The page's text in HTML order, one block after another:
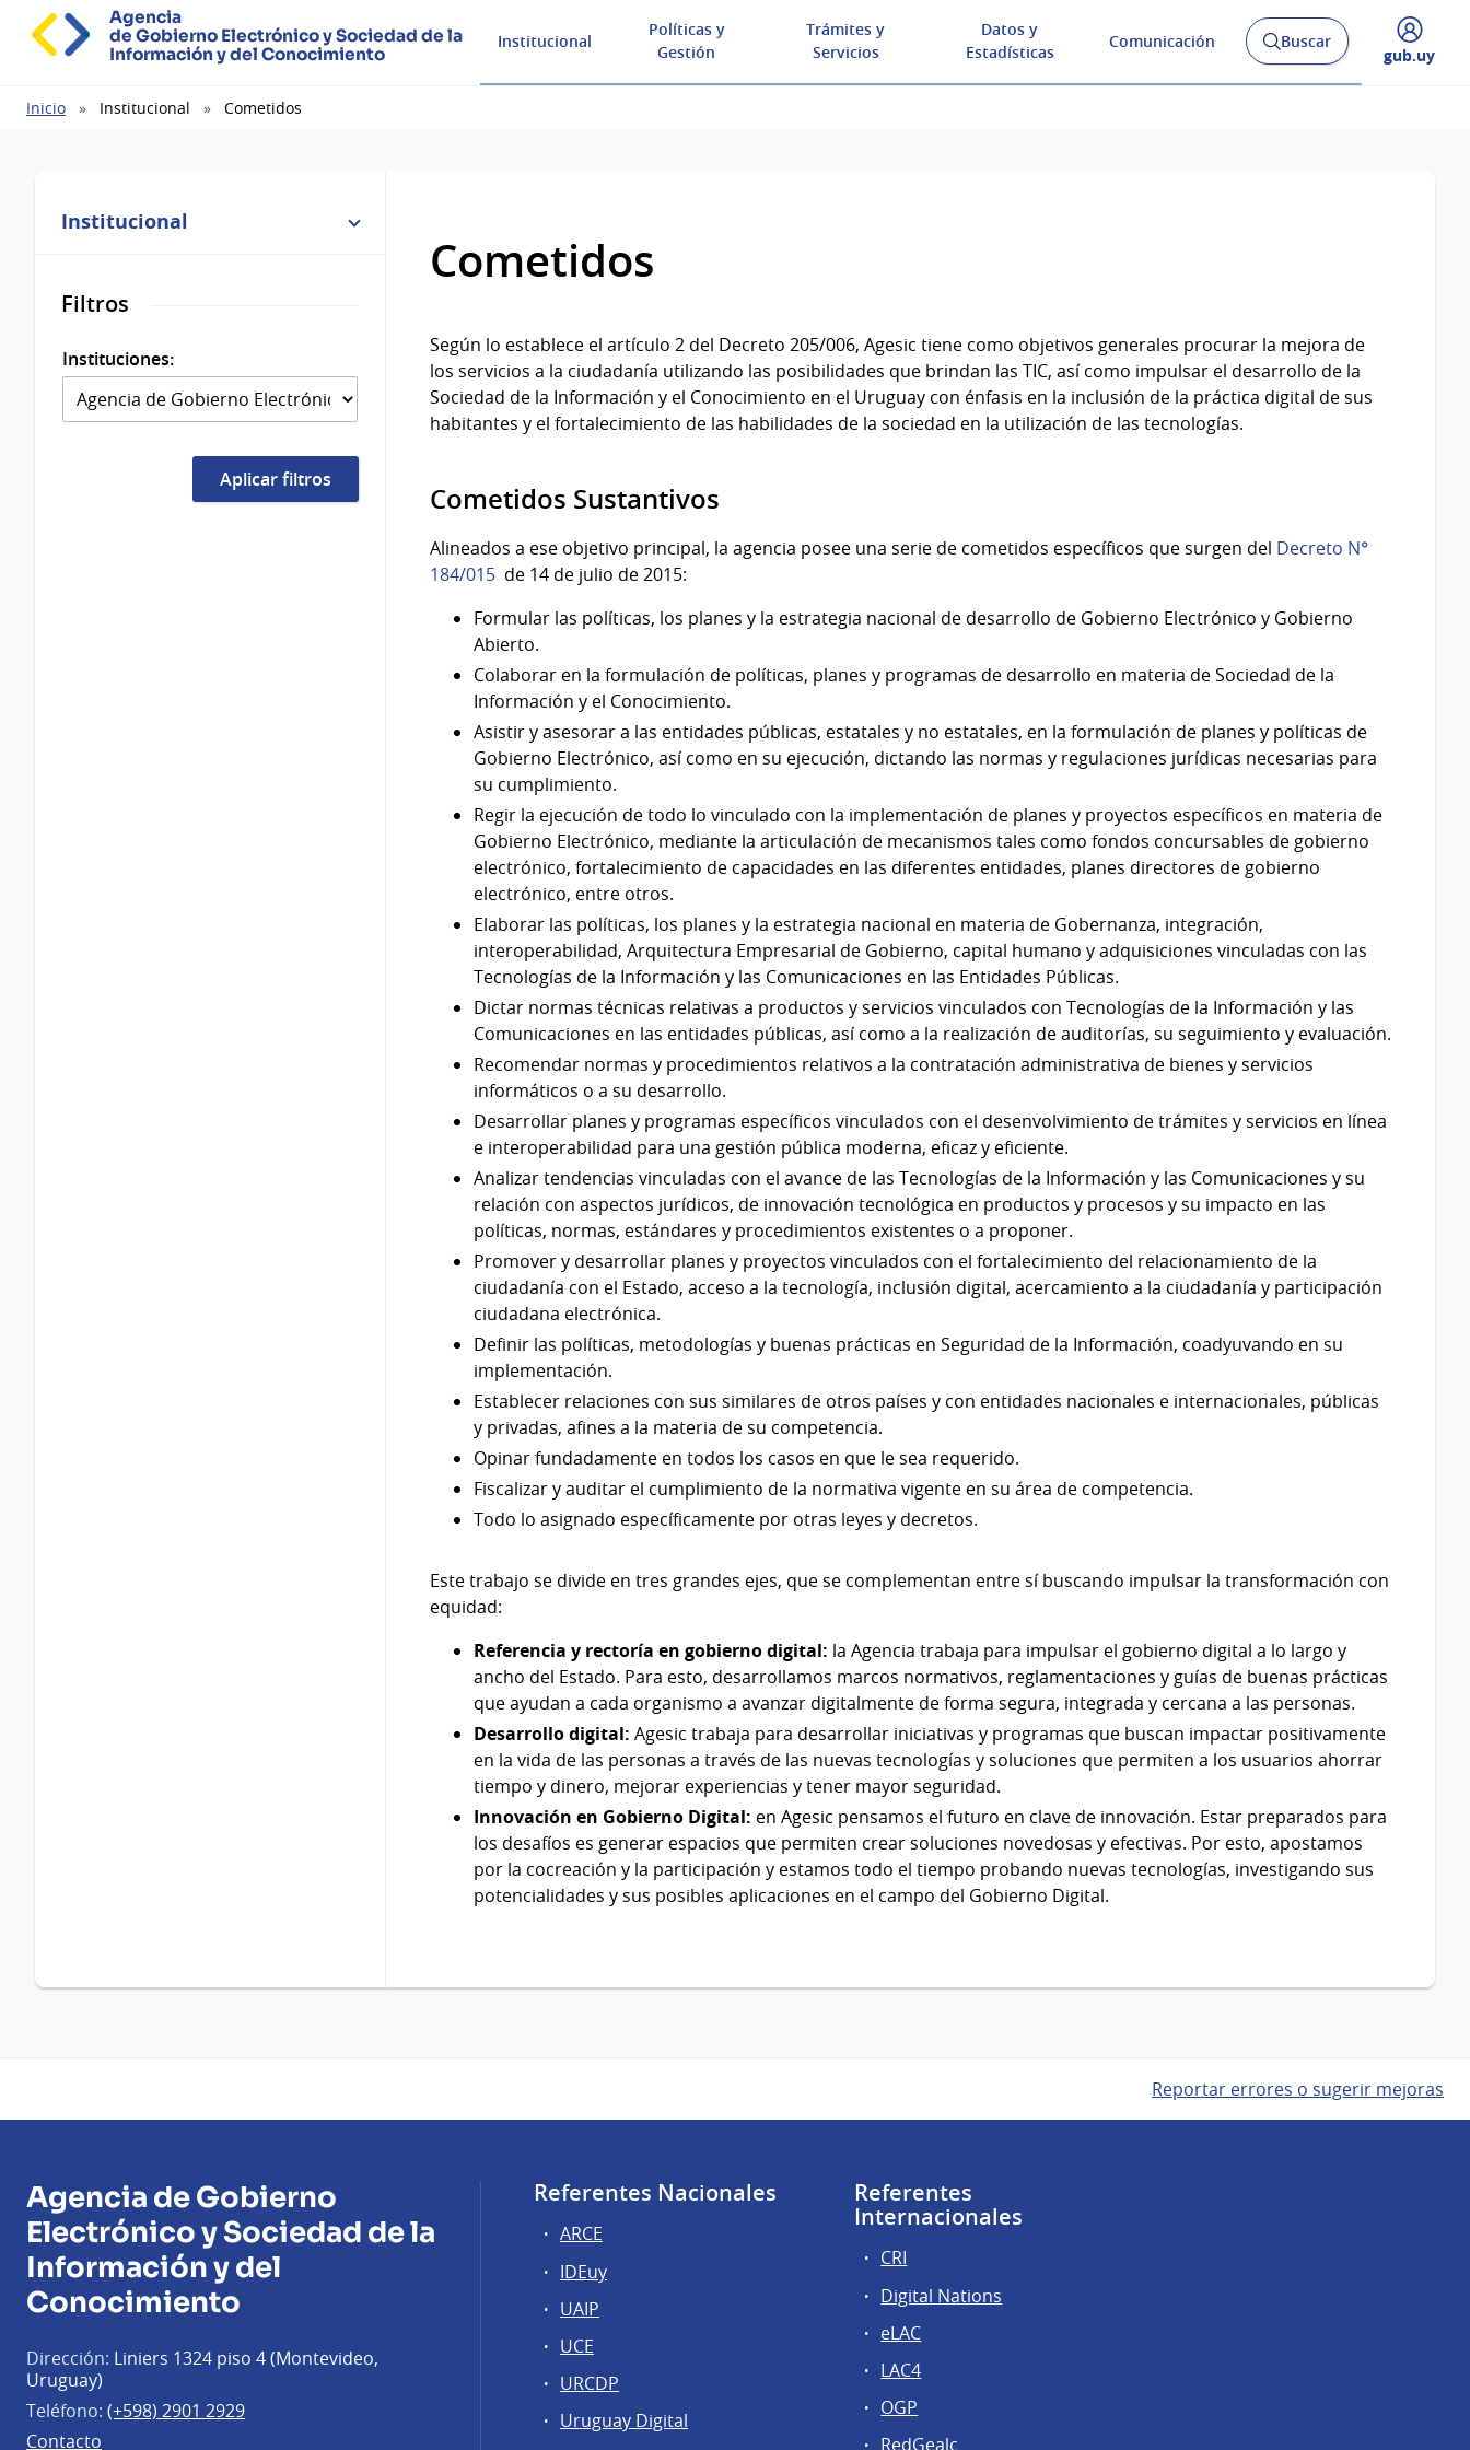
Agencia
de Gobierno Electrónico y Sociedad de la
Información y del Conocimiento
Institucional
Políticas y
Gestión
Trámites y
Servicios
Datos y
Estadísticas
Comunicación
AbrirBuscar
Desplegar
gub.uy
Ruta
Inicio Institucional Cometidos
Institucional
Filtros
Instituciones:
Cometidos
Según lo establece el artículo 2 del Decreto 205/006, Agesic tiene como objetivos generales procurar la mejora de
los servicios a la ciudadanía utilizando las posibilidades que brindan las TIC, así como impulsar el desarrollo de la
Sociedad de la Información y el Conocimiento en el Uruguay con énfasis en la inclusión de la práctica digital de sus
habitantes y el fortalecimiento de las habilidades de la sociedad en la utilización de las tecnologías.
Cometidos Sustantivos
Alineados a ese objetivo principal, la agencia posee una serie de cometidos específicos que surgen del Decreto N°
184/015 de 14 de julio de 2015:
Formular las políticas, los planes y la estrategia nacional de desarrollo de Gobierno Electrónico y Gobierno
Abierto.
Colaborar en la formulación de políticas, planes y programas de desarrollo en materia de Sociedad de la
Información y el Conocimiento.
Asistir y asesorar a las entidades públicas, estatales y no estatales, en la formulación de planes y políticas de
Gobierno Electrónico, así como en su ejecución, dictando las normas y regulaciones jurídicas necesarias para
su cumplimiento.
Regir la ejecución de todo lo vinculado con la implementación de planes y proyectos específicos en materia de
Gobierno Electrónico, mediante la articulación de mecanismos tales como fondos concursables de gobierno
electrónico, fortalecimiento de capacidades en las diferentes entidades, planes directores de gobierno
electrónico, entre otros.
Elaborar las políticas, los planes y la estrategia nacional en materia de Gobernanza, integración,
interoperabilidad, Arquitectura Empresarial de Gobierno, capital humano y adquisiciones vinculadas con las
Tecnologías de la Información y las Comunicaciones en las Entidades Públicas.
Dictar normas técnicas relativas a productos y servicios vinculados con Tecnologías de la Información y las
Comunicaciones en las entidades públicas, así como a la realización de auditorías, su seguimiento y evaluación.
Recomendar normas y procedimientos relativos a la contratación administrativa de bienes y servicios
informáticos o a su desarrollo.
Desarrollar planes y programas específicos vinculados con el desenvolvimiento de trámites y servicios en línea
e interoperabilidad para una gestión pública moderna, eficaz y eficiente.
Analizar tendencias vinculadas con el avance de las Tecnologías de la Información y las Comunicaciones y su
relación con aspectos jurídicos, de innovación tecnológica en productos y procesos y su impacto en las
políticas, normas, estándares y procedimientos existentes o a proponer.
Promover y desarrollar planes y proyectos vinculados con el fortalecimiento del relacionamiento de la
ciudadanía con el Estado, acceso a la tecnología, inclusión digital, acercamiento a la ciudadanía y participación
ciudadana electrónica.
Definir las políticas, metodologías y buenas prácticas en Seguridad de la Información, coadyuvando en su
implementación.
Establecer relaciones con sus similares de otros países y con entidades nacionales e internacionales, públicas
y privadas, afines a la materia de su competencia.
Opinar fundadamente en todos los casos en que le sea requerido.
Fiscalizar y auditar el cumplimiento de la normativa vigente en su área de competencia.
Todo lo asignado específicamente por otras leyes y decretos.
Este trabajo se divide en tres grandes ejes, que se complementan entre sí buscando impulsar la transformación con
equidad:
Referencia y rectoría en gobierno digital: la Agencia trabaja para impulsar el gobierno digital a lo largo y
ancho del Estado. Para esto, desarrollamos marcos normativos, reglamentaciones y guías de buenas prácticas
que ayudan a cada organismo a avanzar digitalmente de forma segura, integrada y cercana a las personas.
Desarrollo digital: Agesic trabaja para desarrollar iniciativas y programas que buscan impactar positivamente
en la vida de las personas a través de las nuevas tecnologías y soluciones que permiten a los usuarios ahorrar
tiempo y dinero, mejorar experiencias y tener mayor seguridad.
Innovación en Gobierno Digital: en Agesic pensamos el futuro en clave de innovación. Estar preparados para
los desafíos es generar espacios que permiten crear soluciones novedosas y efectivas. Por esto, apostamos
por la cocreación y la participación y estamos todo el tiempo probando nuevas tecnologías, investigando sus
potencialidades y sus posibles aplicaciones en el campo del Gobierno Digital.
Reportar errores o sugerir mejoras
Agencia de Gobierno
Electrónico y Sociedad de la
Información y del
Conocimiento
Dirección: Liniers 1324 piso 4 (Montevideo,
Uruguay)
Teléfono: (+598) 2901 2929
Contacto
Referentes Nacionales
ARCE
IDEuy
UAIP
UCE
URCDP
Uruguay Digital
Referentes
Internacionales
CRI
Digital Nations
eLAC
LAC4
OGP
RedGealc